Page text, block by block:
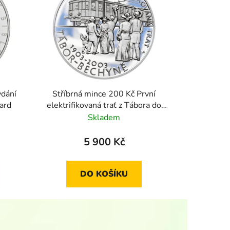
Stříbrná mince 200 Kč První
elektrifikovaná trať z Tábora do
Bechyně(F.Křižík) 2003 proof
Skladem
5 900 Kč
DO KOŠÍKU